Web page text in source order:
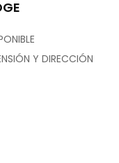
Y DIRECCIÓN